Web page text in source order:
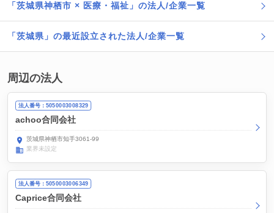
「茨城県神栖市 × 医療・福祉」の法人/企業一覧
「茨城県」の最近設立された法人/企業一覧
周辺の法人
法人番号：5050003008329
achoo合同会社
茨城県神栖市知手3061-99
業界未設定
法人番号：5050003006349
Caprice合同会社